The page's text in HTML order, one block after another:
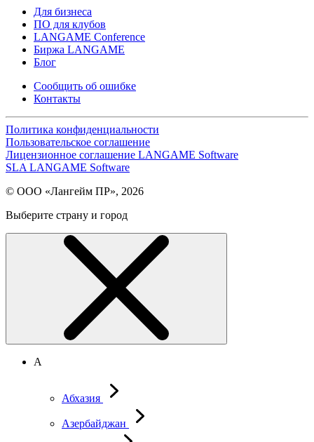
Для бизнеса
ПО для клубов
LANGAME Conference
Биржа LANGAME
Блог
Сообщить об ошибке
Контакты
Политика конфиденциальности
Пользовательское соглашение
Лицензионное соглашение LANGAME Software
SLA LANGAME Software
© ООО «Лангейм ПР», 2026
Выберите страну и город
А
Абхазия
Азербайджан